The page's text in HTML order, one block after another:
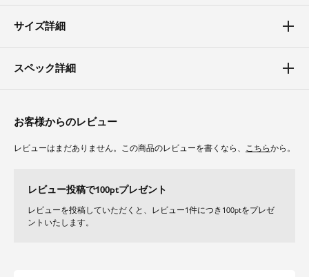
また、縦のラインを意識したデザインなので、スタイルアップ効果抜群。
サイズ詳細
スペック詳細
お客様からのレビュー
レビューはまだありません。この商品のレビューを書くなら、 こちらから。
レビュー投稿で100ptプレゼント
レビューを投稿していただくと、レビュー1件につき100ptをプレゼ
ントいたします。